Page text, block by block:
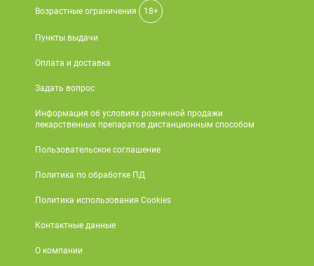
Возрастные ограничения 18+
Пункты выдачи
Оплата и доставка
Задать вопрос
Информация об условиях розничной продажи
лекарственных препаратов дистанционным способом
Пользовательское соглашение
Политика по обработке ПД
Политика использования Cookies
Контактные данные
О компании